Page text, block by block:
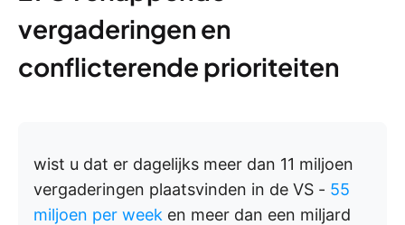
vergaderingen en
conflicterende prioriteiten
wist u dat er dagelijks meer dan 11 miljoen
vergaderingen plaatsvinden in de VS - 55
miljoen per week en meer dan een miljard